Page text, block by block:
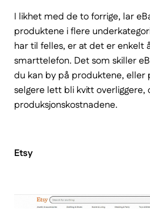
I likhet med de to forrige, lar
produktene i flere
har til felles, er at det er enkelt
smarttelefon. Det som skiller
du kan by på produktene, eller
selgere lett bli kvitt overliggere,
produksjonskostnadene.
Etsy